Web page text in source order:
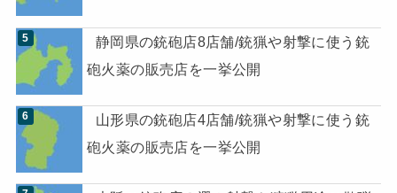
静岡県の銃砲店8店舗/銃猟や射撃に使う銃
砲火薬の販売店を一挙公開
山形県の銃砲店4店舗/銃猟や射撃に使う銃
砲火薬の販売店を一挙公開